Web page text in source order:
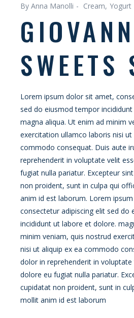
By Anna Manolli Cream Yogurt
SWEETS
Lorem ipsum dolor sit amet,
sed do eiusmod tempor
magna aliqua. Ut enim ad minim
exercitation ullamco laboris nisi ut
commodo consequat. Duis aute
reprehenderit in voluptate velit
fugiat nulla pariatur. Excepteur
non proident, sunt in culpa qui
anim id est laborum. Lorem
consectetur adipiscing elit sed do
incididunt ut labore et dolore.
minim veniam, quis nostrud
nisi ut aliquip ex ea commodo
dolor in reprehenderit in voluptate
dolore eu fugiat nulla pariatur.
cupidatat non proident, sunt in
mollit anim id est laborum